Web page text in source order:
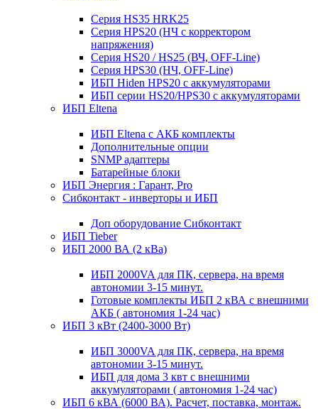
Серия HS35 HRK25
Серия HPS20 (НЧ с корректором
напряжения)
Серия HS20 / HS25 (ВЧ, OFF-Line)
Серия HPS30 (НЧ, OFF-Line)
ИБП Hiden HPS20 с аккумуляторами
ИБП серии HS20/HPS30 с аккумуляторами
ИБП Eltena
ИБП Eltena с АКБ комплекты
Дополнительные опции
SNMP адаптеры
Батарейные блоки
ИБП Энергия : Гарант, Pro
Сибконтакт - инверторы и ИБП
Доп оборудование Сибконтакт
ИБП Tieber
ИБП 2000 ВА (2 кВа)
ИБП 2000VA для ПК, сервера, на время
автономии 3-15 минут.
Готовые комплекты ИБП 2 кВА с внешними
АКБ ( автономия 1-24 час)
ИБП 3 кВт (2400-3000 Вт)
ИБП 3000VA для ПК, сервера, на время
автономии 3-15 минут.
ИБП для дома 3 квт с внешними
аккумуляторами ( автономия 1-24 час)
ИБП 6 кВА (6000 ВА). Расчет, поставка, монтаж.